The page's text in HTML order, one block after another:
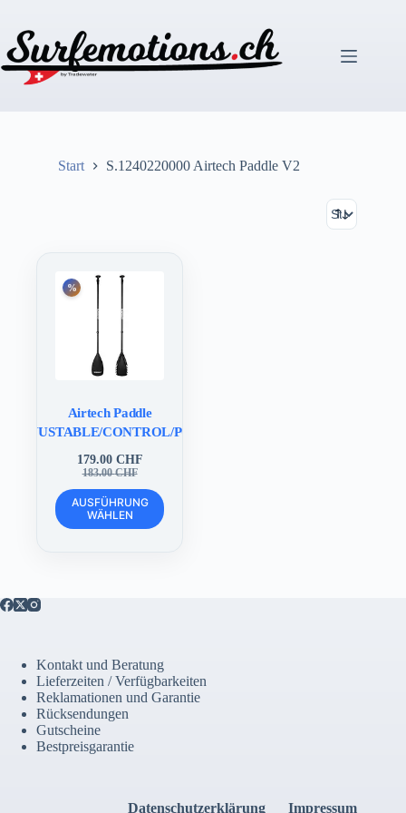
springen
Start S.1240220000 Airtech Paddle V2
Airtech Paddle
CONTROL/POWER
183.00CHF
Ursprünglicher
Preis
war:
183.00 CHF
179.00 CHF
Aktueller
Preis
ist:
179.00 CHF.
AUSFÜHRUNG
WÄHLEN
Dieses
Produkt
weist
der
Produktseite
gewählt
werden
Kontakt und Beratung
Lieferzeiten / Verfügbarkeiten
Reklamationen und Garantie
Rücksendungen
Gutscheine
Bestpreisgarantie
Datenschutzerklärung Impressum